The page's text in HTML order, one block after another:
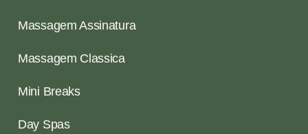
Massagem Assinatura
Massagem Classica
Mini Breaks
Day Spas